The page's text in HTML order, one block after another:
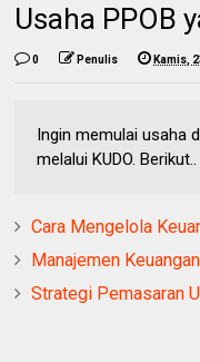
Usaha PPOB
0 Penulis Kamis,
Ingin memulai usaha
melalui KUDO. Berikut..
Cara Mengelola
Manajemen
Strategi Pemasaran